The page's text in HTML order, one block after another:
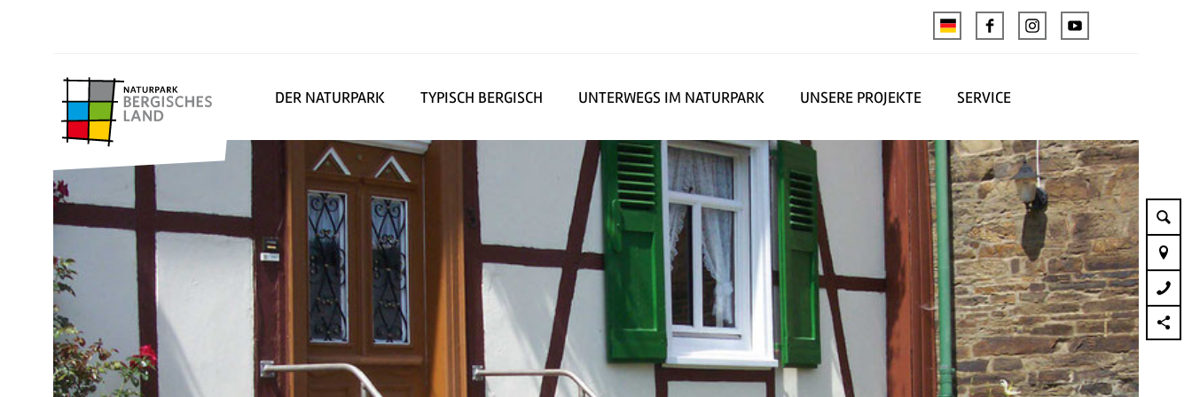
DER NATURPARK TYPISCH BERGISCH UNTERWEGS IM NATURPARK UNSERE PROJEKTE SERVICE